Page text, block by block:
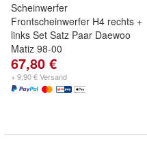
Scheinwerfer
Frontscheinwerfer H4 rechts +
links Set Satz Paar Daewoo
Matiz 98-00
67,80 €
+ 9,90 € Versand